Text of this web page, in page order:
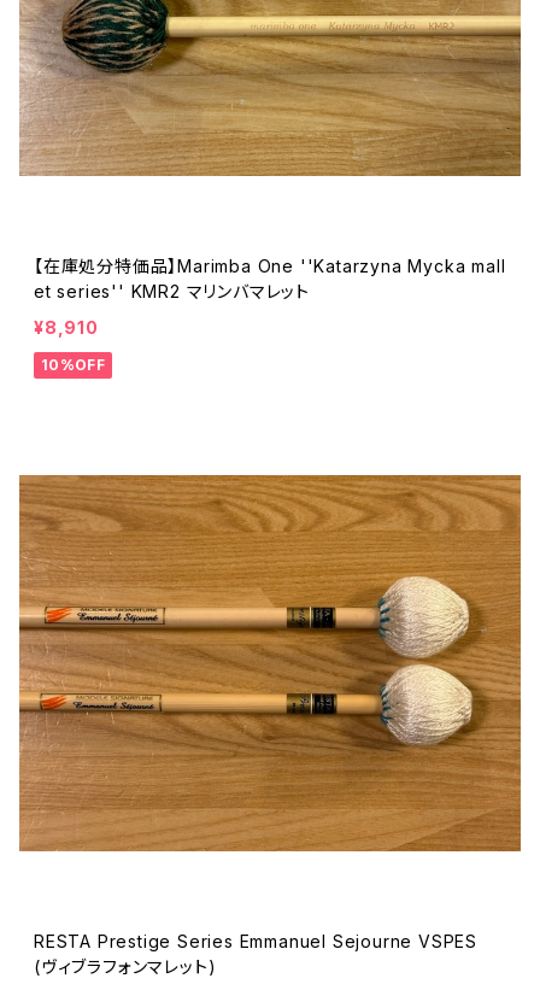
【在庫処分特価品】Marimba One ''Katarzyna Mycka mall
et series'' KMR2 マリンバマレット
¥8,910
10%OFF
RESTA Prestige Series Emmanuel Sejourne VSPES
(ヴィブラフォンマレット)